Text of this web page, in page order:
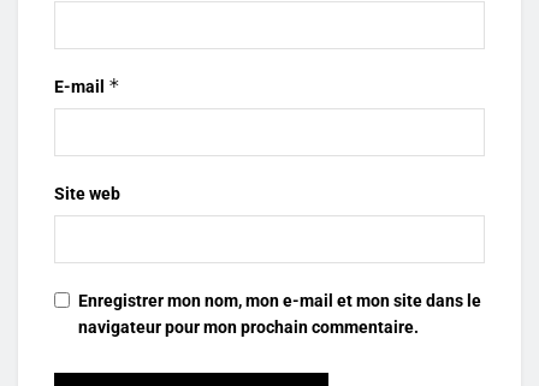
E-mail *
Site web
Enregistrer mon nom, mon e-mail et mon site dans le
navigateur pour mon prochain commentaire.